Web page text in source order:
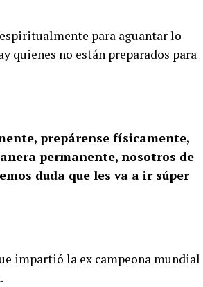
para aguantar lo
quienes no están preparados para
prepárense físicamente,
permanente, nosotros de
duda que les va a ir súper
impartió la ex campeona mundial